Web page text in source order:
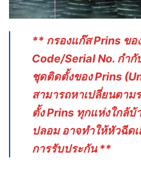
** กรองแก๊ส Prins ขอ
Code/Serial No. กำ
ชุดติดตั้งของ Prins
สามารถหาเปลี่ยนตา
ตั้ง Prins ทุกแห่งใกล้
ปลอม อาจทำให้หัวฉีด
การรับประกัน **